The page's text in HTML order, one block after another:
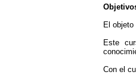
El
Este
Con el